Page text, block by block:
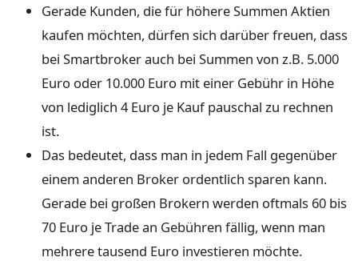
Gerade Kunden, die für höhere Summen Aktien
kaufen möchten, dürfen sich darüber freuen, dass
bei Smartbroker auch bei Summen von z.B. 5.000
Euro oder 10.000 Euro mit einer Gebühr in Höhe
von lediglich 4 Euro je Kauf pauschal zu rechnen
ist.
Das bedeutet, dass man in jedem Fall gegenüber
einem anderen Broker ordentlich sparen kann.
Gerade bei großen Brokern werden oftmals 60 bis
70 Euro je Trade an Gebühren fällig, wenn man
mehrere tausend Euro investieren möchte.